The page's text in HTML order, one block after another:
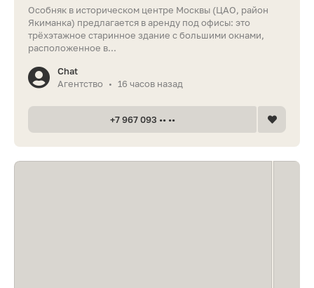
Особняк в историческом центре Москвы (ЦАО, район
Якиманка) предлагается в аренду под офисы: это
трёхэтажное старинное здание с большими окнами,
расположенное в...
Chat
Агентство
• 16 часов назад
+7 967 093 •• ••